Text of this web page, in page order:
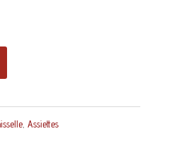
, Assiettes